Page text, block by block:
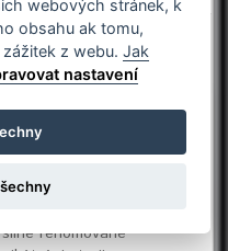
DISTRIBUTOR
efektivní montáž
vodářské a
a zisk. Hrdě
renomované
webových stránek, k
obsahu ak tomu,
zážitek z webu.Jak
nastavení